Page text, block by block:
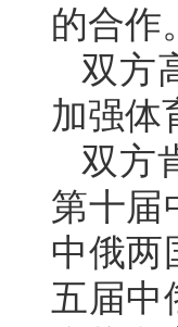
的合作。
双方
加强体
双方
第十届
中俄两
五届中